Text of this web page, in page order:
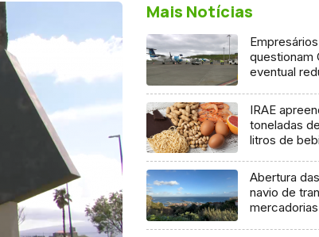
Mais Notícias
questionam
eventual
IRAE
toneladas
litros de
Abertura
navio de